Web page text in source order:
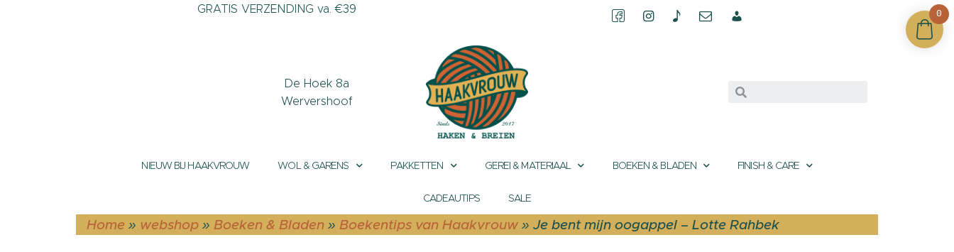
GRATIS VERZENDING va. €39
De Hoek 8a
Wervershoof
NIEUW BIJ HAAKVROUW WOL & GARENS PAKKETTEN GEREI & MATERIAAL BOEKEN & BLADEN FINISH & CARE
CADEAUTIPS SALE
Home » webshop » Boeken & Bladen » Boekentips van Haakvrouw » Je bent mijn oogappel – Lotte Rahbek
CONTACT &
OPENINGSTIJDEN
OVER HAAKVROUW
MIJN ACCOUNT
0